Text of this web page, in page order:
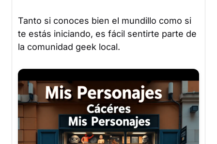
Tanto si conoces bien el mundillo como si
te estás iniciando, es fácil sentirte parte de
la comunidad geek local.